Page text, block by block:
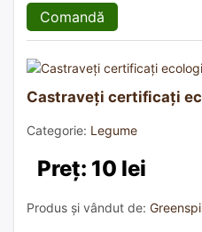
Comandă
Castraveți certificați
Categorie: Legume
Preț: 10 lei
Produs și vândut de: